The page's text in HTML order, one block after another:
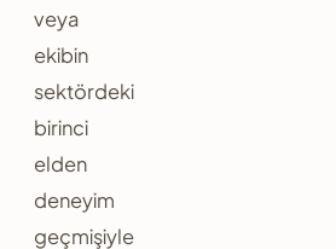
veya
ekibin
sektördeki
birinci
elden
deneyim
geçmişiyle